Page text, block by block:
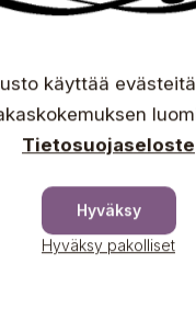
käyttää
Tietosuojaseloste
Hyväksy
Hyväksy pakolliset